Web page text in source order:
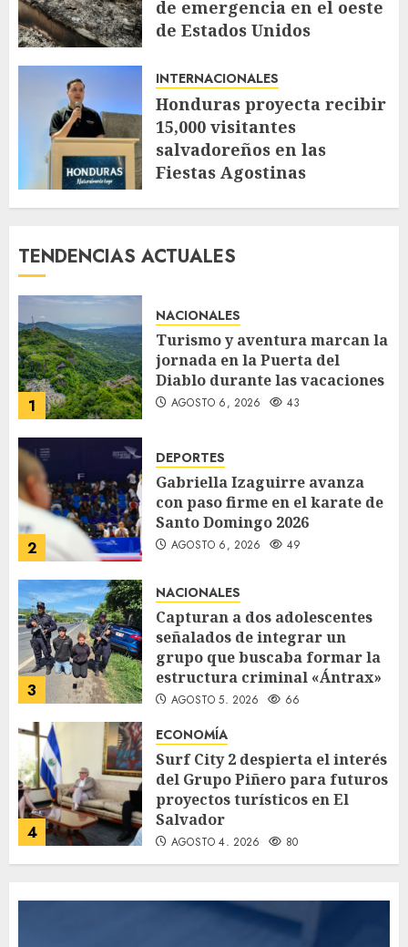
de emergencia en el oeste
de Estados Unidos
INTERNACIONALES
Honduras proyecta recibir
15,000 visitantes
salvadoreños en las
Fiestas Agostinas
TENDENCIAS ACTUALES
1
NACIONALES
Turismo y aventura marcan la
jornada en la Puerta del
Diablo durante las vacaciones
AGOSTO 6, 2026 43
2
DEPORTES
Gabriella Izaguirre avanza
con paso firme en el karate de
Santo Domingo 2026
AGOSTO 6, 2026 49
3
NACIONALES
Capturan a dos adolescentes
señalados de integrar un
grupo que buscaba formar la
estructura criminal «Ántrax»
AGOSTO 5, 2026 66
4
ECONOMÍA
Surf City 2 despierta el interés
del Grupo Piñero para futuros
proyectos turísticos en El
Salvador
AGOSTO 4, 2026 80